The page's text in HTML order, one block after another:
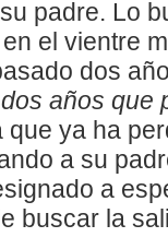
padre. Lo
el vientre
dos
dos años que
que ya ha
a su
a
buscar la